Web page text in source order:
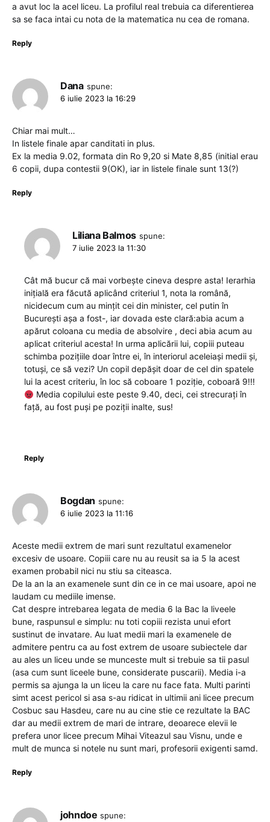
a avut loc la acel liceu. La profilul real trebuia ca diferentierea
sa se faca intai cu nota de la matematica nu cea de romana.
Reply
Dana spune:
6 iulie 2023 la 16:29
Chiar mai mult…
In listele finale apar canditati in plus.
Ex la media 9.02, formata din Ro 9,20 si Mate 8,85 (initial erau
6 copii, dupa contestii 9(OK), iar in listele finale sunt 13(?)
Reply
Liliana Balmos spune:
7 iulie 2023 la 11:30
Cât mă bucur că mai vorbește cineva despre asta! Ierarhia
inițială era făcută aplicând criteriul 1, nota la română,
nicidecum cum au mințit cei din minister, cel putin în
București așa a fost-, iar dovada este clară:abia acum a
apărut coloana cu media de absolvire , deci abia acum au
aplicat criteriul acesta! In urma aplicării lui, copiii puteau
schimba pozițiile doar între ei, în interiorul aceleiași medii și,
totuși, ce să vezi? Un copil depășit doar de cel din spatele
lui la acest criteriu, în loc să coboare 1 poziție, coboară 9!!!
Media copilului este peste 9.40, deci, cei strecurați în
față, au fost puși pe poziții inalte, sus!
Reply
Bogdan spune:
6 iulie 2023 la 11:16
Aceste medii extrem de mari sunt rezultatul examenelor
excesiv de usoare. Copiii care nu au reusit sa ia 5 la acest
examen probabil nici nu stiu sa citeasca.
De la an la an examenele sunt din ce in ce mai usoare, apoi ne
laudam cu mediile imense.
Cat despre intrebarea legata de media 6 la Bac la liveele
bune, raspunsul e simplu: nu toti copiii rezista unui efort
sustinut de invatare. Au luat medii mari la examenele de
admitere pentru ca au fost extrem de usoare subiectele dar
au ales un liceu unde se munceste mult si trebuie sa tii pasul
(asa cum sunt liceele bune, considerate puscarii). Media i-a
permis sa ajunga la un liceu la care nu face fata. Multi parinti
simt acest pericol si asa s-au ridicat in ultimii ani licee precum
Cosbuc sau Hasdeu, care nu au cine stie ce rezultate la BAC
dar au medii extrem de mari de intrare, deoarece elevii le
prefera unor licee precum Mihai Viteazul sau Visnu, unde e
mult de munca si notele nu sunt mari, profesorii exigenti samd.
Reply
johndoe spune: